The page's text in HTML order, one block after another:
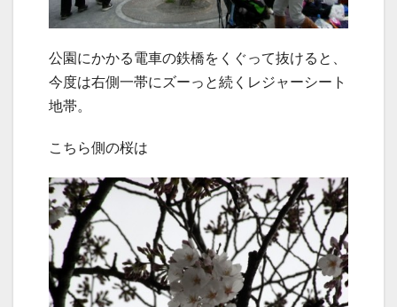
公園にかかる電車の鉄橋をくぐって抜けると、
今度は右側一帯にズーっと続くレジャーシート
地帯。
こちら側の桜は